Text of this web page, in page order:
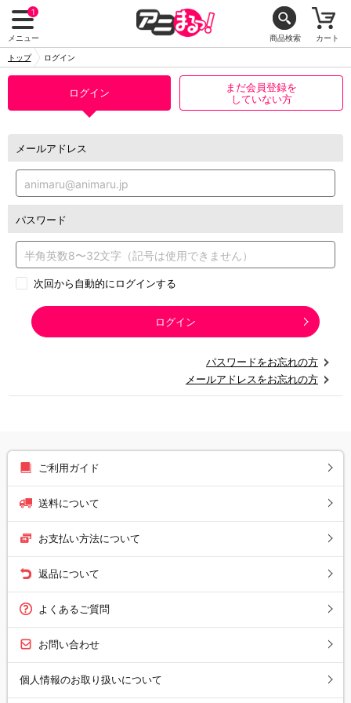
1
メニュー 商品検索 カート
トップ ログイン
ログイン
まだ会員登録を
していない方
メールアドレス
パスワード
次回から自動的にログインする
ログイン
パスワードをお忘れの方
メールアドレスをお忘れの方
ご利用ガイド
送料について
お支払い方法について
返品について
よくあるご質問
お問い合わせ
個人情報のお取り扱いについて